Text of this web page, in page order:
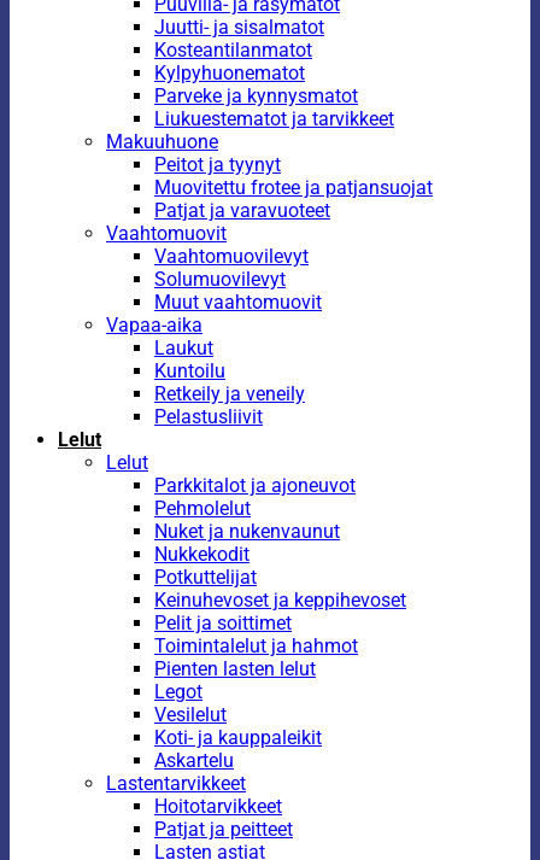
Juutti- ja sisalmatot
Kosteantilanmatot
Kylpyhuonematot
Parveke ja kynnysmatot
Liukuestematot ja tarvikkeet
Makuuhuone
Peitot ja tyynyt
Muovitettu frotee ja patjansuojat
Patjat ja varavuoteet
Vaahtomuovit
Vaahtomuovilevyt
Solumuovilevyt
Muut vaahtomuovit
Vapaa-aika
Laukut
Kuntoilu
Retkeily ja veneily
Pelastusliivit
Lelut
Lelut
Parkkitalot ja ajoneuvot
Pehmolelut
Nuket ja nukenvaunut
Nukkekodit
Potkuttelijat
Keinuhevoset ja keppihevoset
Pelit ja soittimet
Toimintalelut ja hahmot
Pienten lasten lelut
Legot
Vesilelut
Koti- ja kauppaleikit
Askartelu
Lastentarvikkeet
Hoitotarvikkeet
Patjat ja peitteet
Lasten astiat